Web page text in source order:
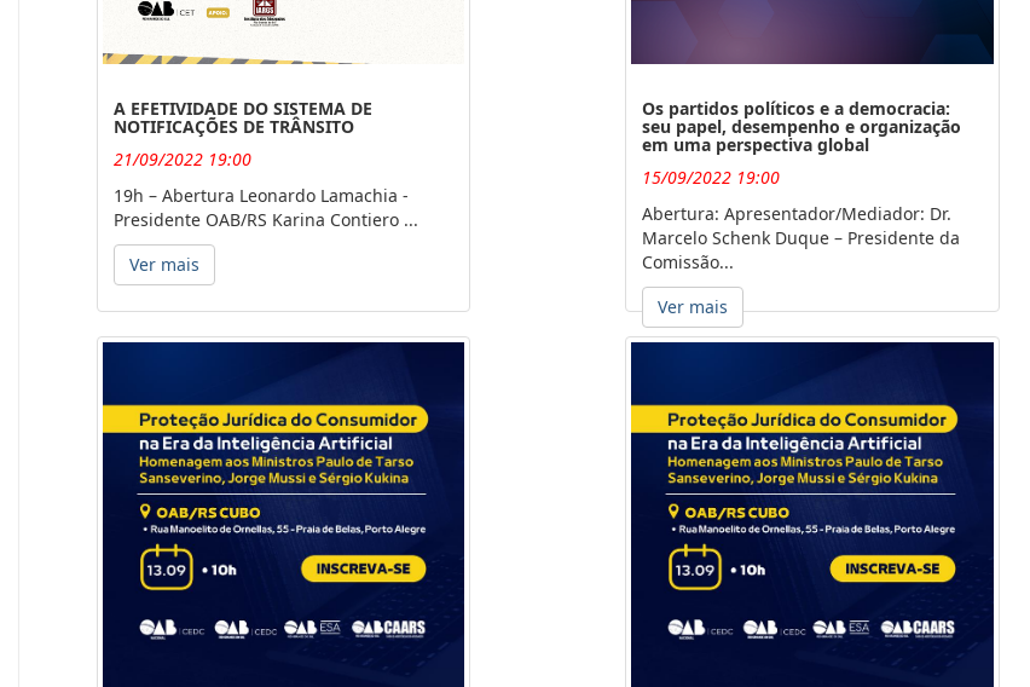
A EFETIVIDADE DO SISTEMA DE
NOTIFICAÇÕES DE TRÂNSITO
21/09/2022 19:00
19h – Abertura Leonardo Lamachia -
Presidente OAB/RS Karina Contiero ...
Ver mais
Os partidos políticos e a democracia:
seu papel, desempenho e organização
em uma perspectiva global
15/09/2022 19:00
Abertura: Apresentador/Mediador: Dr.
Marcelo Schenk Duque – Presidente da
Comissão...
Ver mais